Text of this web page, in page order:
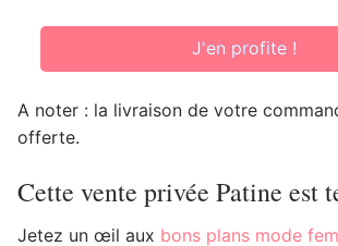
J'en profite !
A noter : la livraison de votre
offerte.
Cette vente privée Patine est
Jetez un œil aux bons plans mode